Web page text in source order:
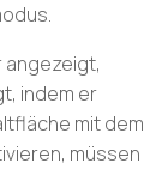
angezeigt,
indem er
mit dem
müssen